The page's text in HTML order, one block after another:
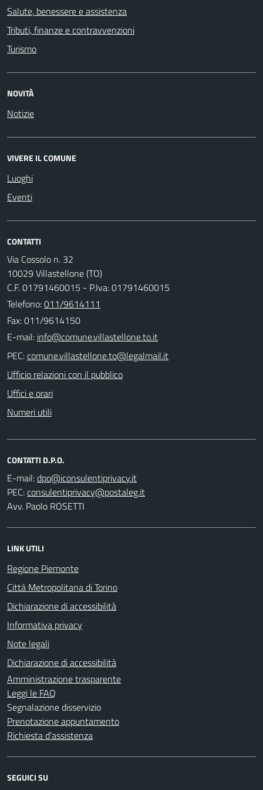
Salute, benessere e assistenza
Tributi, finanze e contravvenzioni
Turismo
NOVITÀ
Notizie
VIVERE IL COMUNE
Luoghi
Eventi
CONTATTI
Via Cossolo n. 32
10029 Villastellone (TO)
C.F. 01791460015 - P.Iva: 01791460015
Telefono:011/9614111
Fax: 011/9614150
E-mail:
PEC:
Ufficio relazioni con il pubblico
Uffici e orari
Numeri utili
CONTATTI D.P.O.
E-mail:
PEC:
Avv. Paolo ROSETTI
LINK UTILI
Regione Piemonte
Città Metropolitana di Torino
Dichiarazione di accessibilità
Informativa privacy
Note legali
Dichiarazione di accessibilità
Amministrazione trasparente
Leggi le FAQ
Segnalazione disservizio
Prenotazione appuntamento
Richiesta d'assistenza
SEGUICI SU